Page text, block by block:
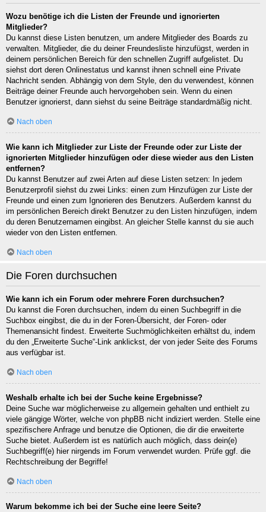
Wozu benötige ich die Listen der Freunde und ignorierten
Mitglieder?
Du kannst diese Listen benutzen, um andere Mitglieder des Boards zu
verwalten. Mitglieder, die du deiner Freundesliste hinzufügst, werden in
deinem persönlichen Bereich für den schnellen Zugriff aufgelistet. Du
siehst dort deren Onlinestatus und kannst ihnen schnell eine Private
Nachricht senden. Abhängig von dem Style, den du verwendest, können
Beiträge deiner Freunde auch hervorgehoben sein. Wenn du einen
Benutzer ignorierst, dann siehst du seine Beiträge standardmäßig nicht.
Nach oben
Wie kann ich Mitglieder zur Liste der Freunde oder zur Liste der
ignorierten Mitglieder hinzufügen oder diese wieder aus den Listen
entfernen?
Du kannst Benutzer auf zwei Arten auf diese Listen setzen: In jedem
Benutzerprofil siehst du zwei Links: einen zum Hinzufügen zur Liste der
Freunde und einen zum Ignorieren des Benutzers. Außerdem kannst du
im persönlichen Bereich direkt Benutzer zu den Listen hinzufügen, indem
du deren Benutzernamen eingibst. An gleicher Stelle kannst du sie auch
wieder von den Listen entfernen.
Nach oben
Die Foren durchsuchen
Wie kann ich ein Forum oder mehrere Foren durchsuchen?
Du kannst die Foren durchsuchen, indem du einen Suchbegriff in die
Suchbox eingibst, die du in der Foren-Übersicht, der Foren- oder
Themenansicht findest. Erweiterte Suchmöglichkeiten erhältst du, indem
du den „Erweiterte Suche“-Link anklickst, der von jeder Seite des Forums
aus verfügbar ist.
Nach oben
Weshalb erhalte ich bei der Suche keine Ergebnisse?
Deine Suche war möglicherweise zu allgemein gehalten und enthielt zu
viele gängige Wörter, welche von phpBB nicht indiziert werden. Stelle eine
spezifischere Anfrage und benutze die Optionen, die dir die erweiterte
Suche bietet. Außerdem ist es natürlich auch möglich, dass dein(e)
Suchbegriff(e) hier nirgends im Forum verwendet wurden. Prüfe ggf. die
Rechtschreibung der Begriffe!
Nach oben
Warum bekomme ich bei der Suche eine leere Seite?